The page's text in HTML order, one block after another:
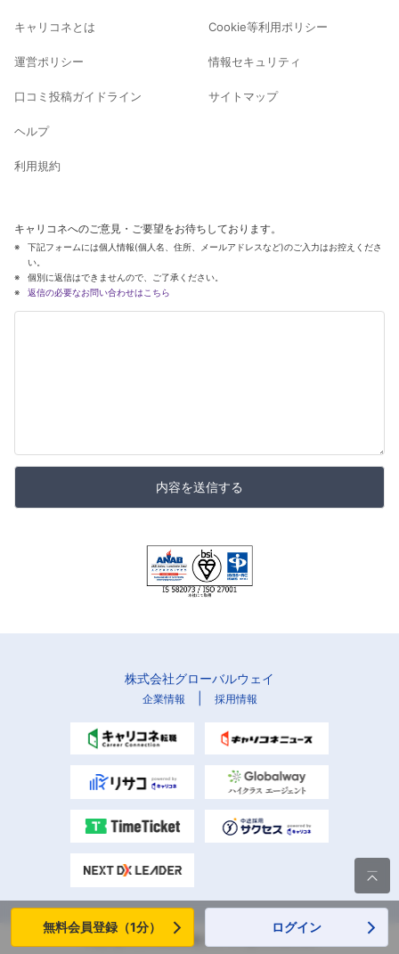
キャリコネとは
運営ポリシー
口コミ投稿ガイドライン
ヘルプ
利用規約
Cookie等利用ポリシー
情報セキュリティ
サイトマップ
キャリコネへのご意見・ご要望をお待ちしております。
下記フォームには個人情報(個人名、住所、メールアドレスなど)のご入力はお控えくださ
い。
個別に返信はできませんので、ご了承ください。
返信の必要なお問い合わせはこちら
内容を送信する
株式会社グローバルウェイ
企業情報 採用情報
Copyright (C) Globalway, Inc. All rights reserved.

無料会員登録（1分） ログイン